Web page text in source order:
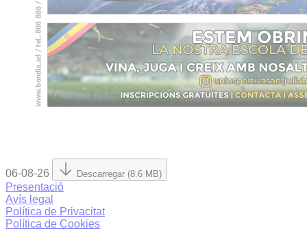
06-08-26 Descarregar (8.6 MB)
Presentació
Avís legal
Política de Privacitat
Política de Cookies